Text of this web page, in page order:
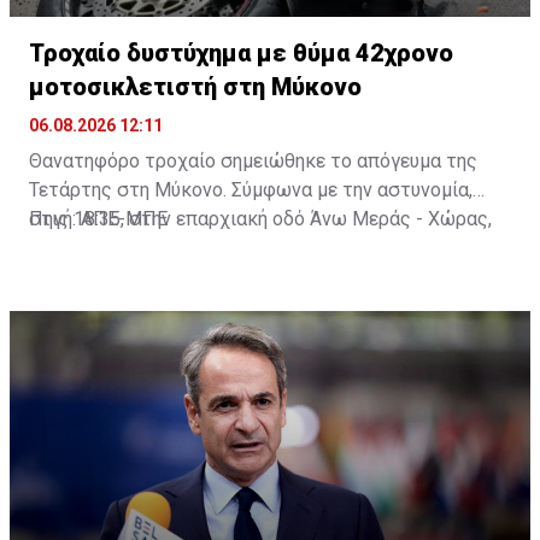
Τροχαίο δυστύχημα με θύμα 42χρονο
μοτοσικλετιστή στη Μύκονο
06.08.2026 12:11
Θανατηφόρο τροχαίο σημειώθηκε το απόγευμα της
Τετάρτης στη Μύκονο. Σύμφωνα με την αστυνομία,
στις 18:35, στην επαρχιακή οδό Άνω Μεράς - Χώρας,
συγκρούστηκε με Ι.Χ. αυτοκίνητο που οδηγούσε
25χρονος. Από τη σύγκρουση ο 42χρονος
τραυματίστηκε θανάσιμα. Τα αίτια του δυστυχήματος
διερευνώνται από την Υποδιεύθυνση Αστυνομίας
Πηγή: ΑΠΕ-ΜΠΕ